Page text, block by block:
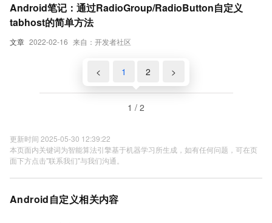
文章 2022-02-16 来自：开发者社区
Android笔记：通过RadioGroup/RadioButton自定义
tabhost的简单方法
< 1 2 >
1 / 2
更新时间 2025-05-30 12:39:22
本页面内关键词为智能算法引擎基于机器学习所生成，如有任何问题，可在页
面下方点击"联系我们"与我们沟通。
Android自定义相关内容